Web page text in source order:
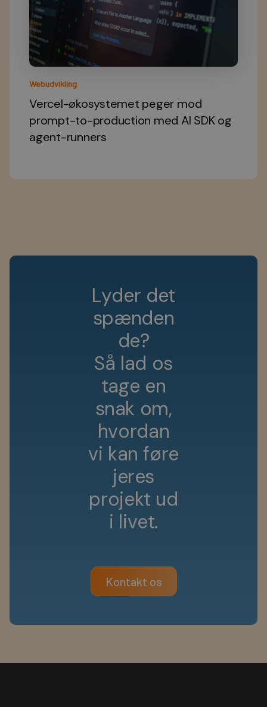
Webudvikling
Vercel-økosystemet peger mod
prompt-to-production med AI SDK og
agent-runners
Lyder det
spænden
de?
Så lad os
tage en
snak om,
hvordan
vi kan føre
jeres
projekt ud
i livet.
Kontakt os